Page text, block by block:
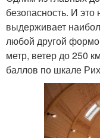
безопасность. И
выдерживает
любой другой
метр, ветер до 250
баллов по шкале